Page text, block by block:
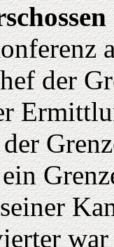
der